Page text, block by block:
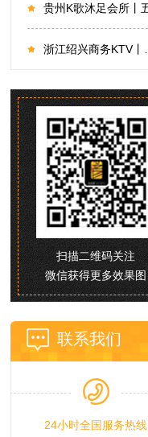
扫描二维码关注
微信获得更多效果图
联系我们
24小时全国服务热线